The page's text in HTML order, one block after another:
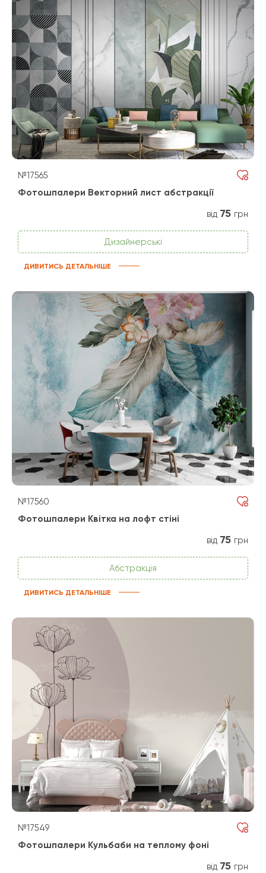
№17565
Фотошпалери Векторний лист абстракції
від 75 грн
Дизайнерські
ДИВИТИСЬ ДЕТАЛЬНІШЕ
№17560
Фотошпалери Квітка на лофт стіні
від 75 грн
Абстракція
ДИВИТИСЬ ДЕТАЛЬНІШЕ
№17549
Фотошпалери Кульбаби на теплому фоні
від 75 грн